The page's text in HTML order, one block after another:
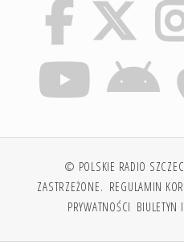
© POLSKIE RADIO
ZASTRZEŻONE. REGULAMIN
PRYWATNOŚCI BIULETYN